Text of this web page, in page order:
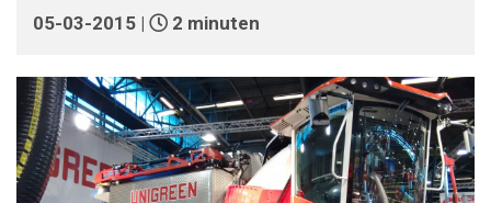
05-03-2015 | 2 minuten